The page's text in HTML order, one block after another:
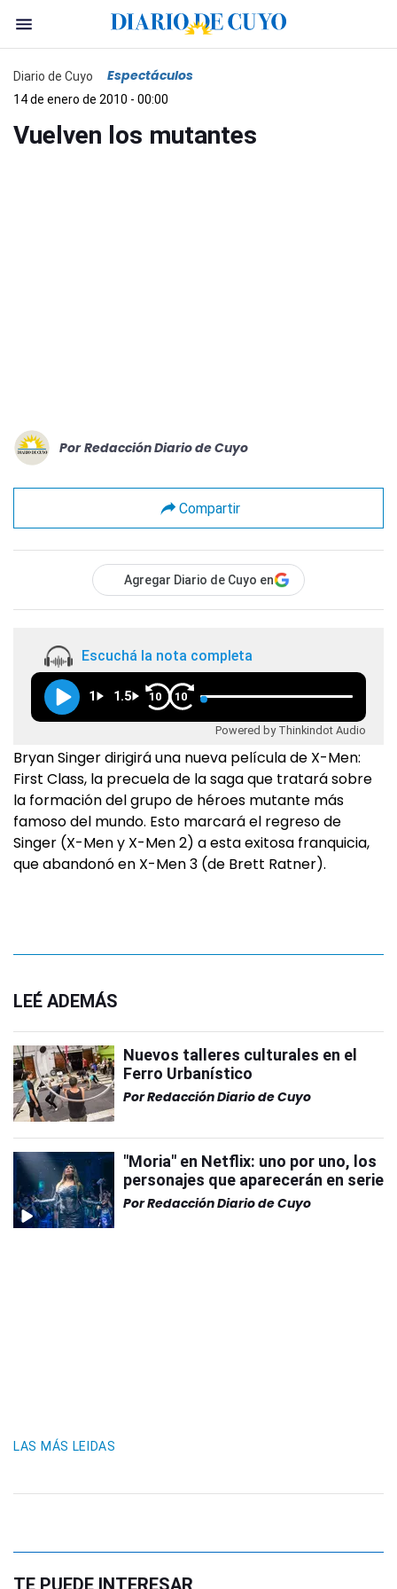
Diario de Cuyo Espectáculos
14 de enero de 2010 - 00:00
Vuelven los mutantes
Por Redacción Diario de Cuyo
Compartir
Agregar Diario de Cuyo en
Escuchá la nota completa
1 1.5 10 10
Powered by Thinkindot Audio
Bryan Singer dirigirá una nueva película de X-Men:
First Class, la precuela de la saga que tratará sobre
la formación del grupo de héroes mutante más
famoso del mundo. Esto marcará el regreso de
Singer (X-Men y X-Men 2) a esta exitosa franquicia,
que abandonó en X-Men 3 (de Brett Ratner).
LEÉ ADEMÁS
Nuevos talleres culturales en el
Ferro Urbanístico
PorRedacción Diario de Cuyo
"Moria" en Netflix: uno por uno, los
personajes que aparecerán en serie
PorRedacción Diario de Cuyo
LAS MÁS LEIDAS
TE PUEDE INTERESAR